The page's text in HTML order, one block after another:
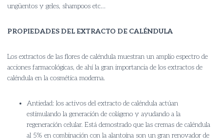
ungüentos y geles, shampoos etc…
PROPIEDADES DEL EXTRACTO DE CALÉNDULA
Los extractos de las flores de caléndula muestran un amplio espectro de
acciones farmacológicas, de ahí la gran importancia de los extractos de
caléndula en la cosmética moderna.
Antiedad: los activos del extracto de caléndula actúan
estimulando la generación de colágeno y ayudando a la
regeneración celular. Está demostrado que las cremas de caléndula
al 5% en combinación con la alantoína son un gran renovador de